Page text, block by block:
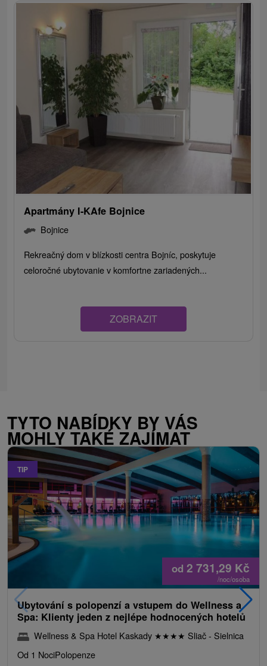
Apartmány I-KAfe Bojnice
Bojnice
Rekreačný dom v blízkosti centra Bojníc, poskytuje
celoročné ubytovanie v komfortne zariadených...
ZOBRAZIT
TYTO NABÍDKY BY VÁS
MOHLY TAKÉ ZAJÍMAT
TIP
od 2 731,29 Kč
/noc/osoba
Ubytování s polopenzí a vstupem do Wellness a
Spa: Klienty jeden z nejlépe hodnocených hotelů
Wellness & Spa Hotel Kaskady ★★★★ Sliač - Sielnica
Od 1 NociPolopenze